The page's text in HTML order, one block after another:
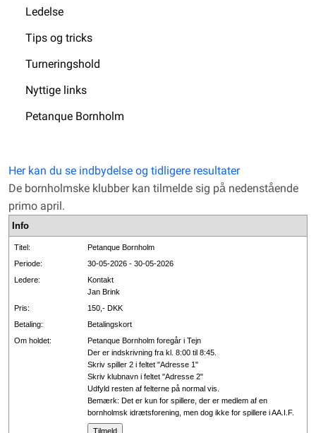
Ledelse
Tips og tricks
Turneringshold
Nyttige links
Petanque Bornholm
Her kan du se indbydelse og tidligere resultater
De bornholmske klubber kan tilmelde sig på nedenstående
primo april.
Info
Titel:
Petanque Bornholm
Periode:
30-05-2026 - 30-05-2026
Ledere:
Kontakt
Jan Brink
Pris:
150,- DKK
Betaling:
Betalingskort
Om holdet:
Petanque Bornholm foregår i Tejn
Der er indskrivning fra kl. 8:00 til 8:45.
Skriv spiller 2 i feltet "Adresse 1"
Skriv klubnavn i feltet "Adresse 2"
Udfyld resten af felterne på normal vis.
Bemærk: Det er kun for spillere, der er medlem af en
bornholmsk idrætsforening, men dog ikke for spillere i AA.I.F.